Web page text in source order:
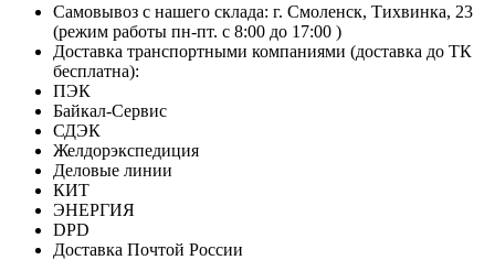
Самовывоз с нашего склада: г. Смоленск, Тихвинка, 23
(режим работы пн-пт. с 8:00 до 17:00 )
Доставка транспортными компаниями (доставка до ТК
бесплатна):
ПЭК
Байкал-Сервис
СДЭК
Желдорэкспедиция
Деловые линии
КИТ
ЭНЕРГИЯ
DPD
Доставка Почтой России